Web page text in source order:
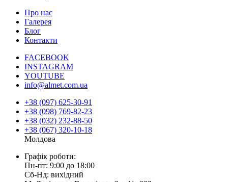
Про нас
Галерея
Блог
Контакти
FACEBOOK
INSTAGRAM
YOUTUBE
info@almet.com.ua
+38 (097) 625-30-91
+38 (098) 769-82-23
+38 (032) 232-88-50
+38 (067) 320-10-18
Молдова
Графік роботи:
Пн-пт: 9:00 до 18:00
Сб-Нд: вихідний